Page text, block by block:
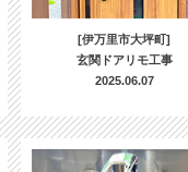
[伊万里市大坪町]
玄関ドアリモ工事
2025.06.07